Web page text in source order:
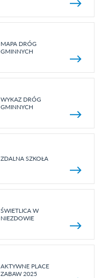
MAPA DRÓG
GMINNYCH
WYKAZ DRÓG
GMINNYCH
ZDALNA SZKOŁA
ŚWIETLICA W
NIEZDOWIE
AKTYWNE PLACE
ZABAW 2025